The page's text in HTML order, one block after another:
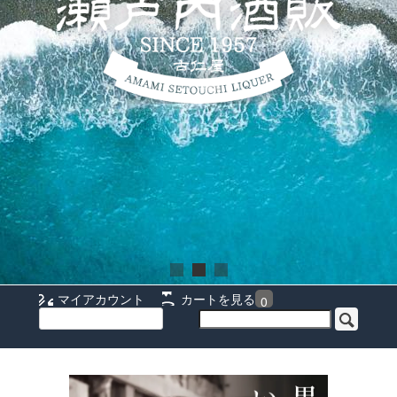
マイアカウント カートを見る 0